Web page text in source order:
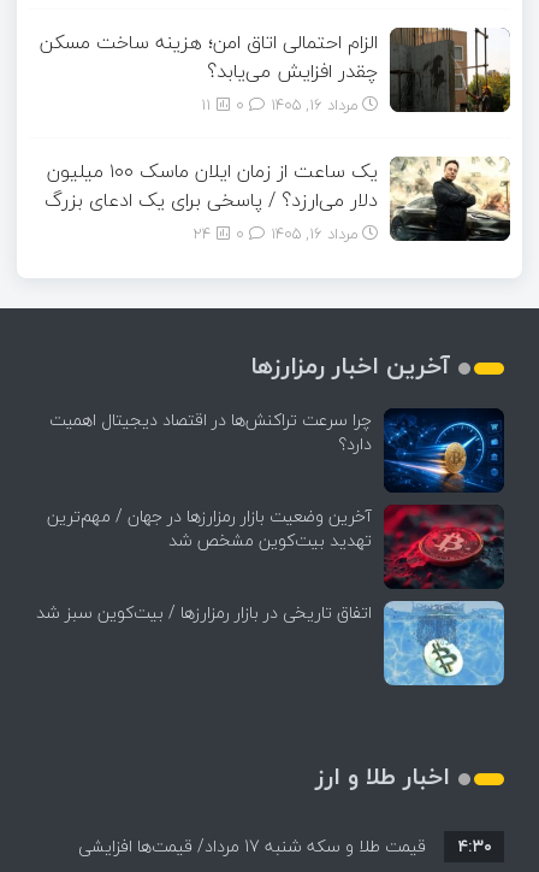
الزام احتمالی اتاق امن؛ هزینه ساخت مسکن
چقدر افزایش می‌یابد؟
مرداد ۱۶, ۱۴۰۵ 11
یک ساعت از زمان ایلان ماسک ۱۰۰ میلیون
دلار می‌ارزد؟ / پاسخی برای یک ادعای بزرگ
مرداد ۱۶, ۱۴۰۵ 24
آخرین اخبار رمزارزها
چرا سرعت تراکنش‌ها در اقتصاد دیجیتال اهمیت
دارد؟
آخرین وضعیت بازار رمزارزها در جهان / مهم‌ترین
تهدید بیت‌کوین مشخص شد
اتفاق تاریخی در بازار رمزارزها / بیت‌کوین سبز شد
اخبار طلا و ارز
قیمت طلا و سکه شنبه 17 مرداد/ قیمت‌ها افزایشی
۴:۳۰